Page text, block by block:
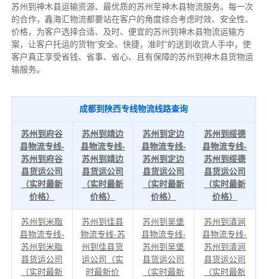
苏州到神木县运输资源、最优质的苏州至神木县物流服务。每一次
的合作，鑫海汇物流都要站在客户的角度综合考虑时效、安全性、
价格，为客户选择合适、及时、便宜的苏州到神木县物流运输方
案，让客户托运的货物“安全、快捷，准时”的送到收货人手中，使
客户真正享受省钱、省事、省心、且有保障的苏州到神木县货物运
输服务。
成都到陕西专线物流线路查询
苏州到府谷
县物流专线-
苏州到府谷
县货运公司
（实时最新
价格）
苏州到靖边
县物流专线-
苏州到靖边
县货运公司
（实时最新
价格）
苏州到定边
县物流专线-
苏州到定边
县货运公司
（实时最新
价格）
苏州到绥德
县物流专线-
苏州到绥德
县货运公司
（实时最新
价格）
苏州到米脂
县物流专线-
苏州到米脂
县货运公司
（实时最新
苏州到佳县
物流专线-苏
州到佳县货
运公司（实
时最新价
苏州到吴堡
县物流专线-
苏州到吴堡
县货运公司
（实时最新
苏州到清涧
县物流专线-
苏州到清涧
县货运公司
（实时最新